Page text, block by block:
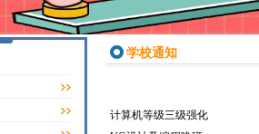
学校通知
计算机等级三级强化